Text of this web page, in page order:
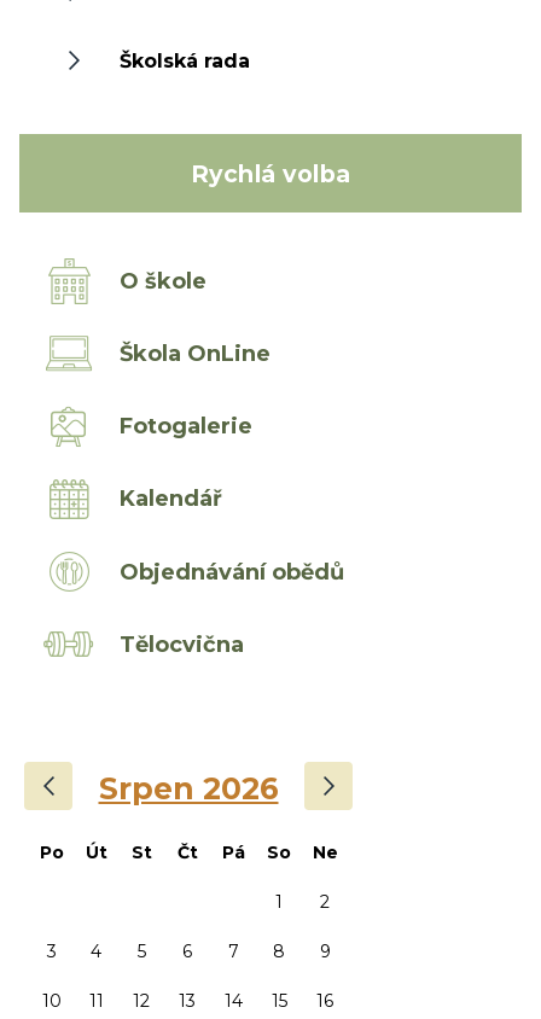
Školská rada
Rychlá volba
O škole
Škola OnLine
Fotogalerie
Kalendář
Objednávání obědů
Tělocvična
Srpen 2026 ›
Po Út St Čt Pá So Ne
1 2
3 4 5 6 7 8 9
10 11 12 13 14 15 16